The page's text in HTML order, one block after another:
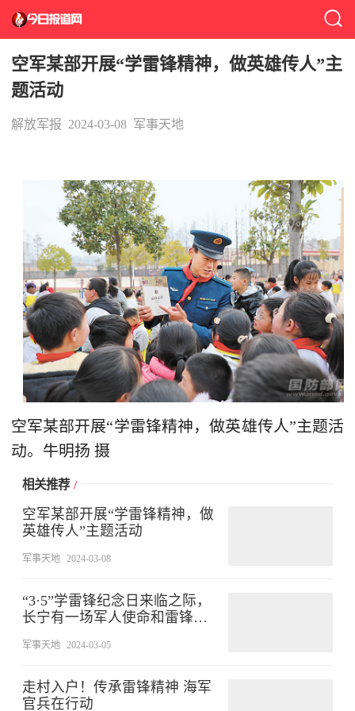
空军某部开展“学雷锋精神，做英雄传人”主
题活动
解放军报 2024-03-08 军事天地
空军某部开展“学雷锋精神，做英雄传人”主题活
动。牛明扬 摄
相关推荐 /
空军某部开展“学雷锋精神，做
英雄传人”主题活动
军事天地 2024-03-08
“3·5”学雷锋纪念日来临之际，
长宁有一场军人使命和雷锋精
军事天地 2024-03-05
走村入户！传承雷锋精神 海军
官兵在行动